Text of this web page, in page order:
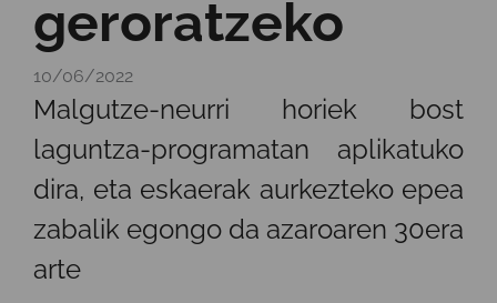
geroratzeko
10/06/2022
Malgutze-neurri horiek bost
laguntza-programatan aplikatuko
dira, eta eskaerak aurkezteko epea
zabalik egongo da azaroaren 30era
arte